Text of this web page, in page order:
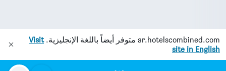
ar.hotelscombined.com متوفر أيضاً باللغة الإنجليزية.Visit
site in English